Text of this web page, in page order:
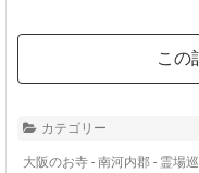
この
カテゴリー
大阪のお寺 - 南河内郡 - 霊場